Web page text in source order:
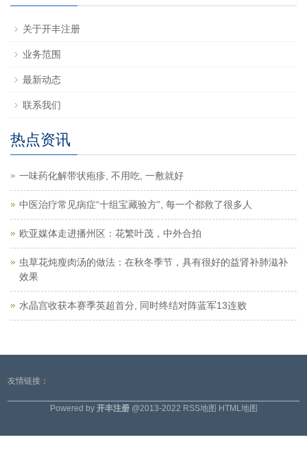
关于开丰注册
业务范围
最新动态
联系我们
热点资讯
一味药化解带状疱疹, 不用吃, 一敷就好
中医治疗常见病症“十组宝藏验方”, 每一个都救了很多人
欧亚媒体走进播州区：花繁叶茂，中外合拍
虫草花炖瘦肉汤的做法：在秋冬季节，具有很好的益肾补肺滋补
效果
水晶宫收获本赛季英超首分, 同时终结对阵蓝军13连败
友情链接：
Powered by 开丰注册@2013-2022 RSS地图 HTML地图